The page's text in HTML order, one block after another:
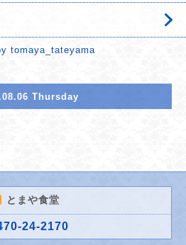
tomaya_tateyama
Thursday
とまや食堂
24-2170